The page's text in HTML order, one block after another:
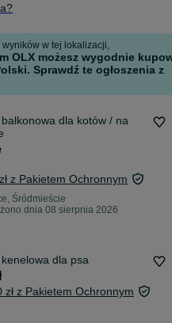
w tej lokalizacji,
OLX możesz wygodnie
Sprawdź te ogłoszenia z
dla kotów / na
z Pakietem Ochronnym
Śródmieście
dnia 08 sierpnia 2026
dla psa
zł z Pakietem Ochronnym